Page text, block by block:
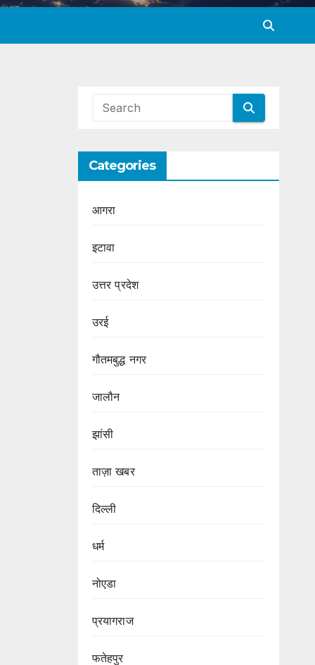
Categories
आगरा
इटावा
उत्तर प्रदेश
उरई
गौतमबुद्ध नगर
जालौन
झांसी
ताज़ा खबर
दिल्ली
धर्म
नोएडा
प्रयागराज
फतेहपुर